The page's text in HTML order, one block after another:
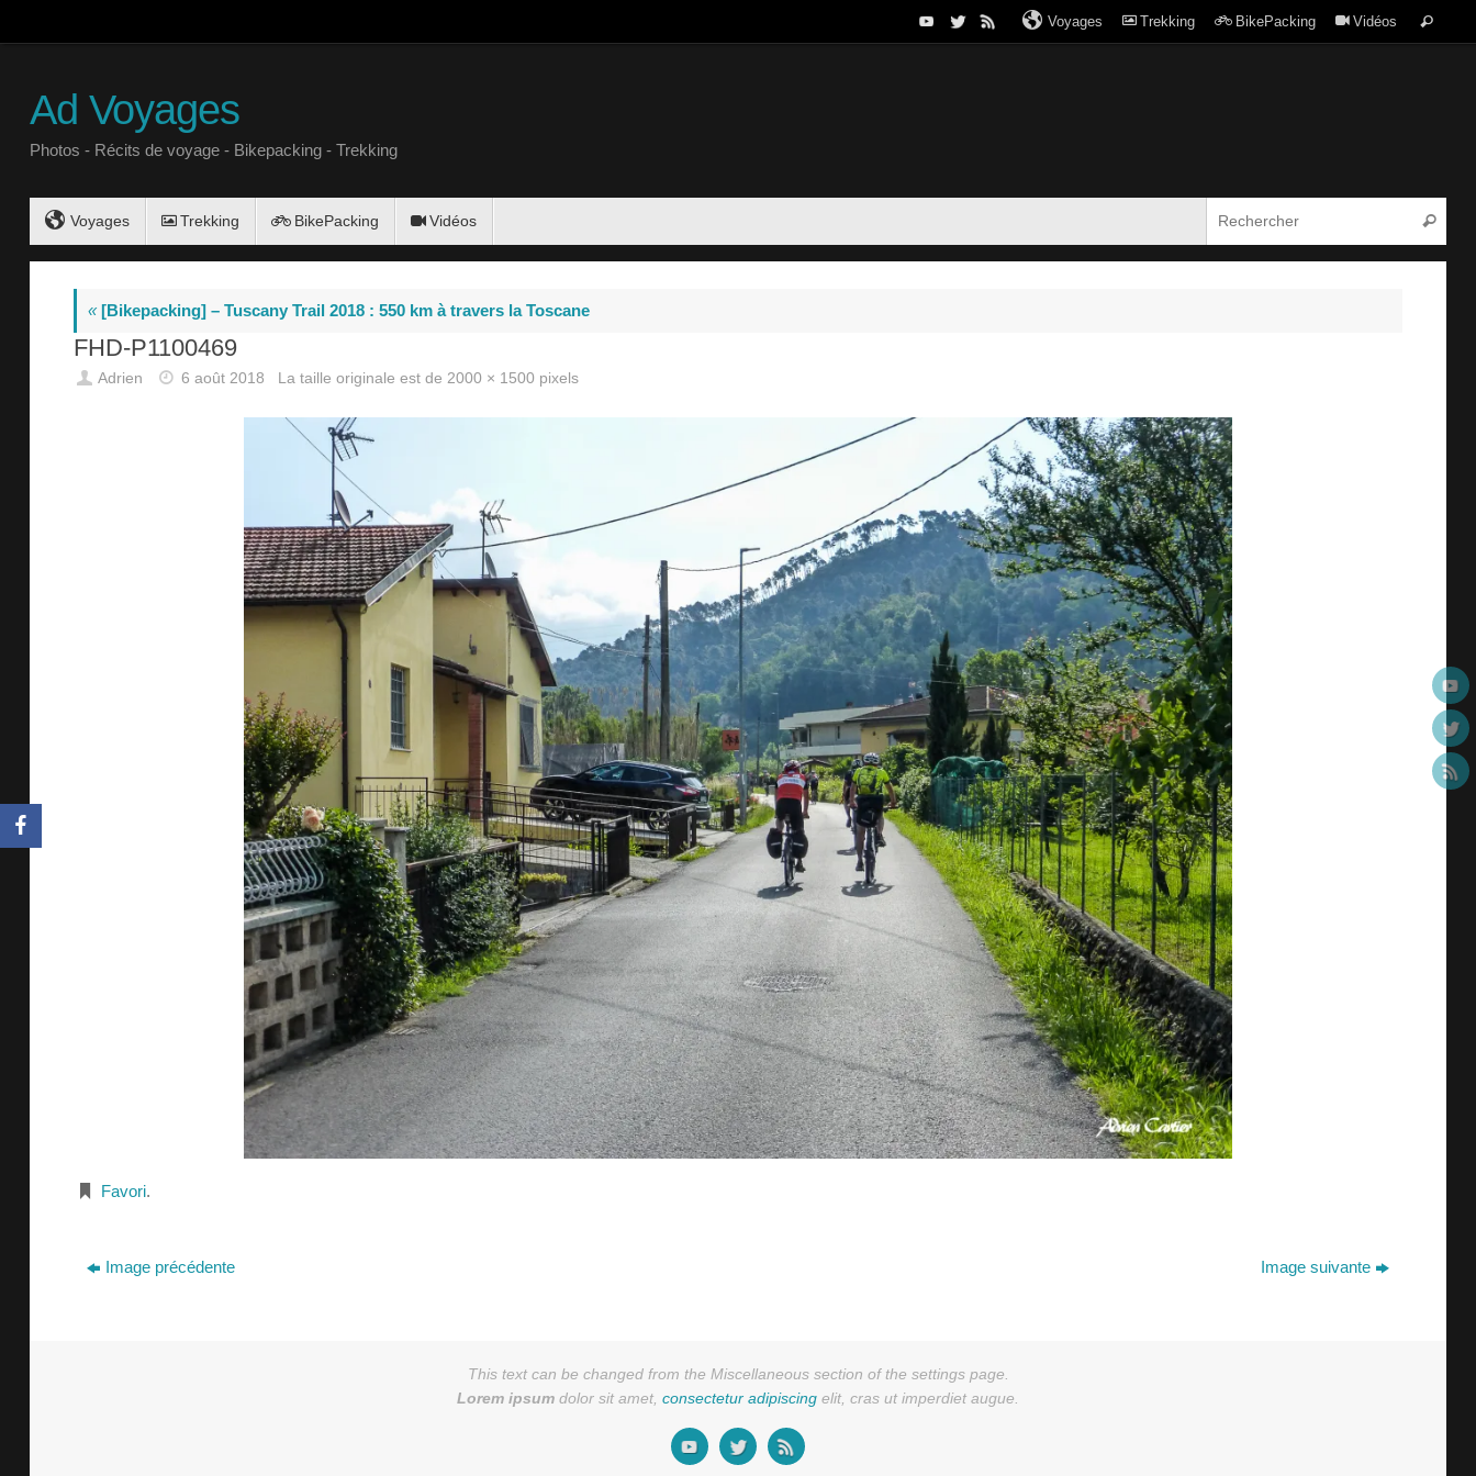
Voyages Trekking BikePacking Vidéos
Ad Voyages
Photos - Récits de voyage - Bikepacking - Trekking
Voyages Trekking BikePacking Vidéos
«[Bikepacking] – Tuscany Trail 2018 : 550 km à travers la Toscane
FHD-P1100469
Adrien 6 août 2018 La taille originale est de2000 × 1500 pixels
Favori.
Image précédente Image suivante
This text can be changed from the Miscellaneous section of the settings page.
Lorem ipsum dolor sit amet, consectetur adipiscing elit, cras ut imperdiet augue.